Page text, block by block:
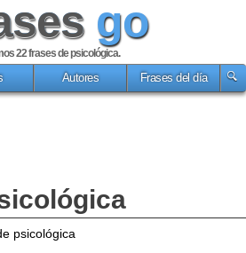
go
22frases de psicológica.
Autores Frases del día
psicológica